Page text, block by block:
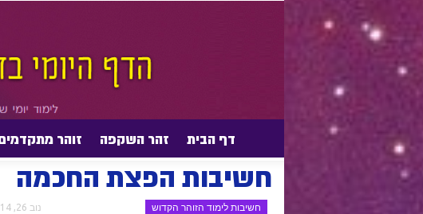
דף הבית זהר השקפה זוהר חשיבות לימוד הזוהר הקדוש חשיבות הפצת החכמה
חשיבות הפצת החכמה
חשיבות לימוד הזוהר הקדוש נוב 26, 2014